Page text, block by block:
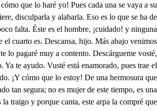
que lo haré yo! Pues cada una se vaya a su
disculparla y alabarla. Eso es lo que se ha de
falta. Éste es el hombre, ¡cuidado! y ninguna
el cuarto es. Descansa, hijo. Más abajo venimos
lo pagaré muy a contento. Descárgueme vosté,
Ya te ayudo. Vusté está enamorado, pues trae el
¡Y cómo que lo estoy! De una hermosura que
tan segura; no es mujer de este tiempo, es una
la traigo y porque canta, este arpa la compré que